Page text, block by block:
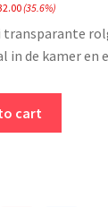
was:
€89.99.
is:
(35.6%)
transparante
in de kamer en
cart